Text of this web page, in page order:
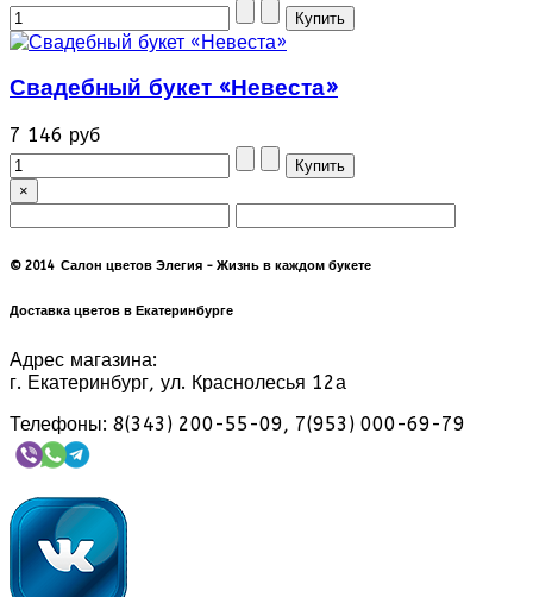
Свадебный букет «Невеста»
7 146 руб
×
© 2014 Салон цветов Элегия - Жизнь в каждом букете
Доставка цветов в Екатеринбурге
Адрес магазина:
г. Екатеринбург, ул. Краснолесья 12а
Телефоны: 8(343) 200-55-09, 7(953) 000-69-79